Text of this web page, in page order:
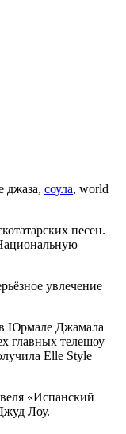
джаза, соула, world
песен.
увлечение
в Юрмале Джамала
главных телешоу
Elle Style
«Испанский
Лоу.